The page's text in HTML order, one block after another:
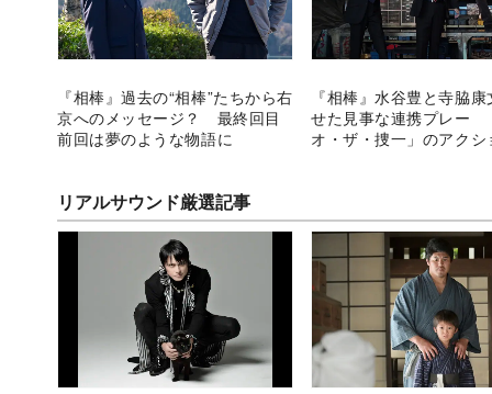
『相棒』過去の“相棒”たちから右
京へのメッセージ？ 最終回目
前回は夢のような物語に
『相棒』水谷豊と寺脇
せた見事な連携プレー
オ・ザ・捜一」のアクシ
リアルサウンド厳選記事